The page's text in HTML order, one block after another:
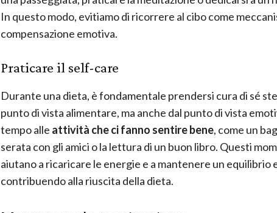
In questo modo, evitiamo di ricorrere al cibo come
compensazione emotiva.
Praticare il self-care
Durante una dieta, è fondamentale prendersi cura di sé
punto di vista alimentare, ma anche dal punto di vista
tempo alle attività che ci fanno sentire bene, come un
serata con gli amici o la lettura di un buon libro. Questi
aiutano a ricaricare le energie e a mantenere un equilibrio
contribuendo alla riuscita della dieta.